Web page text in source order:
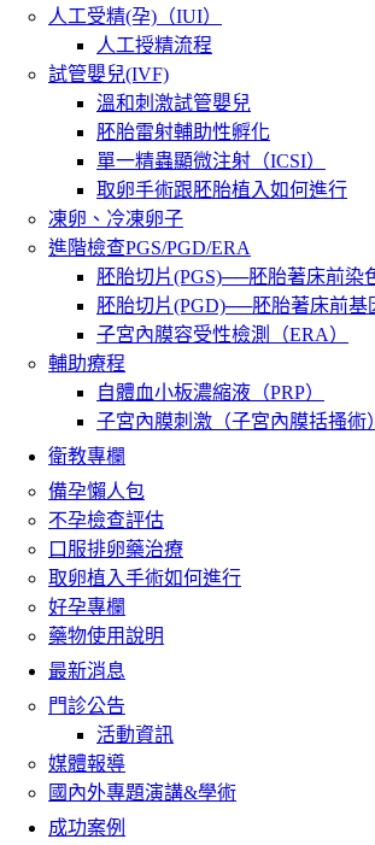
人工受精(孕)（IUI）
人工授精流程
試管嬰兒(IVF)
溫和刺激試管嬰兒
胚胎雷射輔助性孵化
單一精蟲顯微注射（ICSI）
取卵手術跟胚胎植入如何進行
凍卵、冷凍卵子
進階檢查PGS/PGD/ERA
胚胎切片(PGS)──胚胎著床前染
胚胎切片(PGD)──胚胎著床前基
子宮內膜容受性檢測（ERA）
輔助療程
自體血小板濃縮液（PRP）
子宮內膜刺激（子宮內膜括搔術）
衛教專欄
備孕懶人包
不孕檢查評估
口服排卵藥治療
取卵植入手術如何進行
好孕專欄
藥物使用說明
最新消息
門診公告
活動資訊
媒體報導
國內外專題演講&學術
成功案例